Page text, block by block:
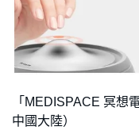
「MEDISPACE 冥想
中國大陸）